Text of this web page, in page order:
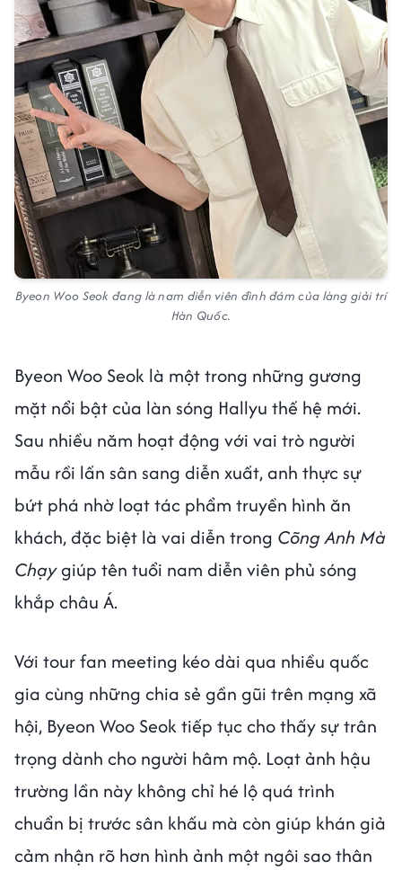
Byeon Woo Seok đang là nam diễn viên đình đám của làng giải trí
Hàn Quốc.
Byeon Woo Seok là một trong những gương
mặt nổi bật của làn sóng Hallyu thế hệ mới.
Sau nhiều năm hoạt động với vai trò người
mẫu rồi lấn sân sang diễn xuất, anh thực sự
bứt phá nhờ loạt tác phẩm truyền hình ăn
khách, đặc biệt là vai diễn trong Cõng Anh Mà
Chạygiúp tên tuổi nam diễn viên phủ sóng
khắp châu Á.
Với tour fan meeting kéo dài qua nhiều quốc
gia cùng những chia sẻ gần gũi trên mạng xã
hội, Byeon Woo Seok tiếp tục cho thấy sự trân
trọng dành cho người hâm mộ. Loạt ảnh hậu
trường lần này không chỉ hé lộ quá trình
chuẩn bị trước sân khấu mà còn giúp khán giả
cảm nhận rõ hơn hình ảnh một ngôi sao thân